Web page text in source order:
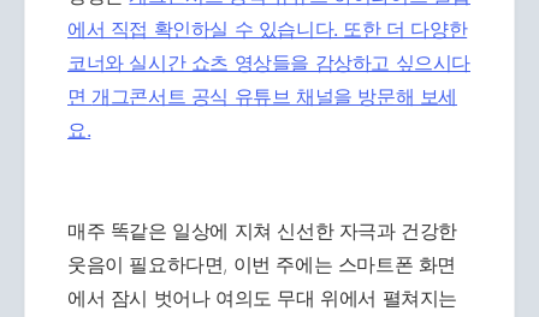
에서 직접 확인하실 수 있습니다. 또한 더 다양한
코너와 실시간 쇼츠 영상들을 감상하고 싶으시다
면 개그콘서트 공식 유튜브 채널을 방문해 보세
요.
매주 똑같은 일상에 지쳐 신선한 자극과 건강한
웃음이 필요하다면, 이번 주에는 스마트폰 화면
에서 잠시 벗어나 여의도 무대 위에서 펼쳐지는